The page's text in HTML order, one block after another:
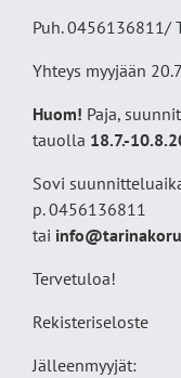
Puh. 0456136811/
Yhteys myyjään
Huom! Paja,
tauolla 18.7.-
Sovi
p. 0456136811
tai
Tervetuloa!
Rekisteriseloste
Jälleenmyyjät: